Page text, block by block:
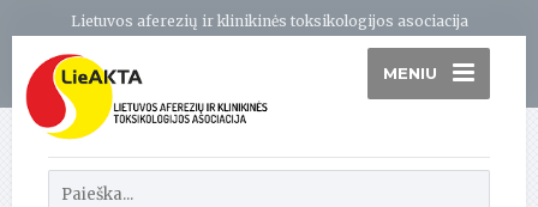
Lietuvos aferezių ir klinikinės toksikologijos asociacija
MENIU